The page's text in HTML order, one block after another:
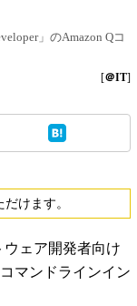
Linux ＆
Master
ブログ
」のAmazon Qコ
[＠IT]
けます。
ウェア開発者向け
マンドラインイン